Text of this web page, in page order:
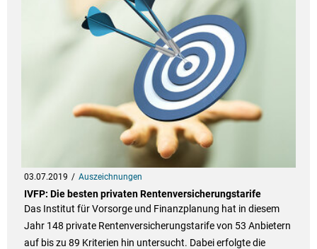
03.07.2019 Auszeichnungen
IVFP: Die besten privaten Rentenversicherungstarife
Das Institut für Vorsorge und Finanzplanung hat in diesem
Jahr 148 private Rentenversicherungstarife von 53 Anbietern
auf bis zu 89 Kriterien hin untersucht. Dabei erfolgte die